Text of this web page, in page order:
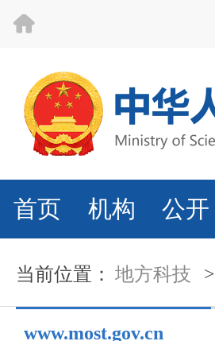
首页 机构 公开
当前位置： 地方科技 >
www.most.gov.cn